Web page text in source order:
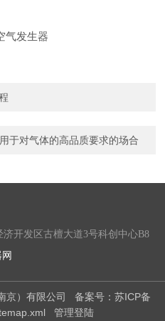
于对气体的高品质要求的场合
开发区古檀大道3号科创中心B8
京）有限公司 备案号：苏ICP备
管理登陆